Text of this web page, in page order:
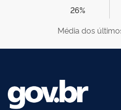
26%
Média dos